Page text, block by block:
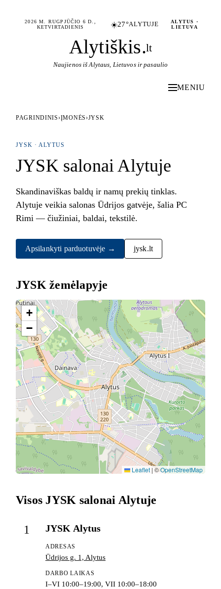
2026 M. RUGPJŪČIO 6 D.,
KETVIRTADIENIS
☀️27°ALYTUJE
ALYTUS ·
LIETUVA
Alytiškis.lt
Naujienos iš Alytaus, Lietuvos ir pasaulio
MENIU
PAGRINDINIS ›ĮMONĖS ›JYSK
JYSK · ALYTUS
JYSK salonai Alytuje
Skandinaviškas baldų ir namų prekių tinklas.
Alytuje veikia salonas Ūdrijos gatvėje, šalia PC
Rimi — čiužiniai, baldai, tekstilė.
Apsilankyti parduotuvėje → jysk.lt
JYSK žemėlapyje
+
−
Leaflet |©OpenStreetMap
Visos JYSK salonai Alytuje
1 JYSK Alytus
ADRESAS
Ūdrijos g. 1, Alytus
DARBO LAIKAS
I–VI 10:00–19:00, VII 10:00–18:00